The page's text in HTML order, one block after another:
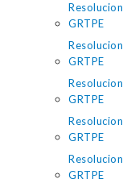
GRTPE
GRTPE
GRTPE
GRTPE
GRTPE